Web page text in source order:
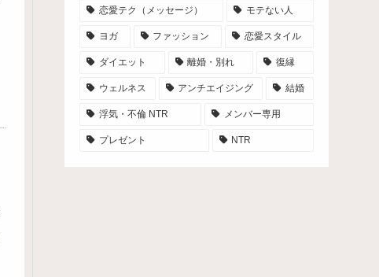
恋愛テク（メッセージ） モテない人
ヨガ ファッション 恋愛スタイル
ダイエット 離婚・別れ 復縁
ウェルネス アンチエイジング 結婚
浮気・不倫 NTR メンバー専用
プレゼント NTR